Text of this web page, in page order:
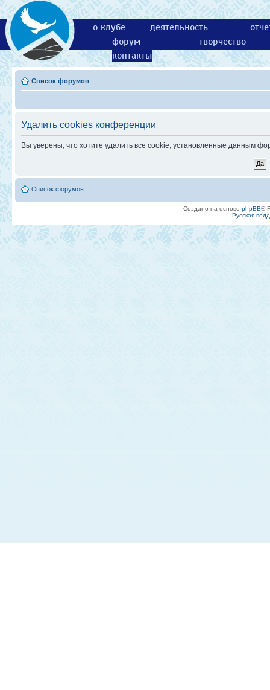
о клубе деятельность
форум
творчество
контакты
Список форумов
Удалить cookies конференции
Вы уверены, что хотите удалить все cookie, установленные данным
Список форумов
Создано на основе phpBB®
Русская